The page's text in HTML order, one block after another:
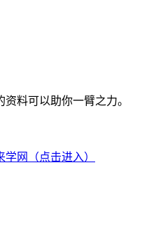
料可以助你一臂之力。
网（点击进入）